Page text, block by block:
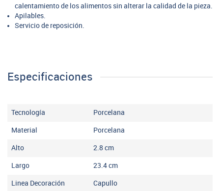
calentamiento de los alimentos sin alterar la calidad de la pieza.
Apilables.
Servicio de reposición.
Especificaciones
Tecnología Porcelana
Material Porcelana
Alto 2.8 cm
Largo 23.4cm
Linea Decoración Capullo